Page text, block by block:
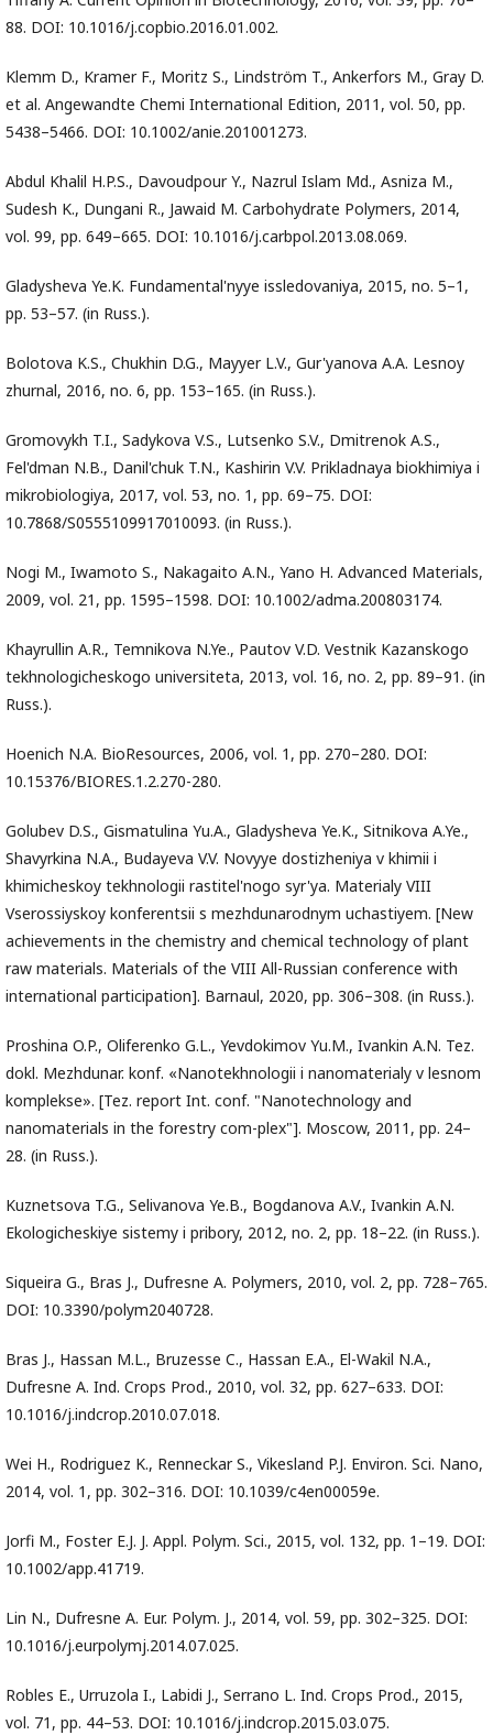
88. DOI: 10.1016/j.copbio.2016.01.002.
Klemm D., Kramer F., Moritz S., Lindström T., Ankerfors M., Gray D.
et al. Angewandte Chemi International Edition, 2011, vol. 50, pp.
5438–5466. DOI: 10.1002/anie.201001273.
Abdul Khalil H.P.S., Davoudpour Y., Nazrul Islam Md., Asniza M.,
Sudesh K., Dungani R., Jawaid M. Carbohydrate Polymers, 2014,
vol. 99, pр. 649–665. DOI: 10.1016/j.carbpol.2013.08.069.
Gladysheva Ye.K. Fundamental'nyye issledovaniya, 2015, no. 5–1,
pp. 53–57. (in Russ.).
Bolotova K.S., Chukhin D.G., Mayyer L.V., Gur'yanova A.A. Lesnoy
zhurnal, 2016, no. 6, pp. 153–165. (in Russ.).
Gromovykh T.I., Sadykova V.S., Lutsenko S.V., Dmitrenok A.S.,
Fel'dman N.B., Danil'chuk T.N., Kashirin V.V. Prikladnaya biokhimiya i
mikrobiologiya, 2017, vol. 53, no. 1, pp. 69–75. DOI:
10.7868/S0555109917010093. (in Russ.).
Nogi M., Iwamoto S., Nakagaito A.N., Yano H. Advanced Materials,
2009, vol. 21, pp. 1595–1598. DOI: 10.1002/adma.200803174.
Khayrullin A.R., Temnikova N.Ye., Pautov V.D. Vestnik Kazanskogo
tekhnologicheskogo universiteta, 2013, vol. 16, no. 2, pp. 89–91. (in
Russ.).
Hoenich N.A. BioResources, 2006, vol. 1, pp. 270–280. DOI:
10.15376/BIORES.1.2.270-280.
Golubev D.S., Gismatulina Yu.A., Gladysheva Ye.K., Sitnikova A.Ye.,
Shavyrkina N.A., Budayeva V.V. Novyye dostizheniya v khimii i
khimicheskoy tekhnologii rastitel'nogo syr'ya. Materialy VIII
Vserossiyskoy konferentsii s mezhdunarodnym uchastiyem. [New
achievements in the chemistry and chemical technology of plant
raw materials. Materials of the VIII All-Russian conference with
international participation]. Barnaul, 2020, pp. 306–308. (in Russ.).
Proshina O.P., Oliferenko G.L., Yevdokimov Yu.M., Ivankin A.N. Tez.
dokl. Mezhdunar. konf. «Nanotekhnologii i nanomaterialy v lesnom
komplekse». [Tez. report Int. conf. "Nanotechnology and
nanomaterials in the forestry com-plex"]. Moscow, 2011, pp. 24–
28. (in Russ.).
Kuznetsova T.G., Selivanova Ye.B., Bogdanova A.V., Ivankin A.N.
Ekologicheskiye sistemy i pribory, 2012, no. 2, pp. 18–22. (in Russ.).
Siqueira G., Bras J., Dufresne A. Polymers, 2010, vol. 2, pр. 728–765.
DOI: 10.3390/polym2040728.
Bras J., Hassan M.L., Bruzesse C., Hassan E.A., El-Wakil N.A.,
Dufresne A. Ind. Crops Prod., 2010, vol. 32, pр. 627–633. DOI:
10.1016/j.indcrop.2010.07.018.
Wei H., Rodriguez K., Renneckar S., Vikesland P.J. Environ. Sci. Nano,
2014, vol. 1, pр. 302–316. DOI: 10.1039/c4en00059e.
Jorfi M., Foster E.J. J. Appl. Polym. Sci., 2015, vol. 132, pр. 1–19. DOI:
10.1002/app.41719.
Lin N., Dufresne A. Eur. Polym. J., 2014, vol. 59, pр. 302–325. DOI:
10.1016/j.eurpolymj.2014.07.025.
Robles E., Urruzola I., Labidi J., Serrano L. Ind. Crops Prod., 2015,
vol. 71, pр. 44–53. DOI: 10.1016/j.indcrop.2015.03.075.